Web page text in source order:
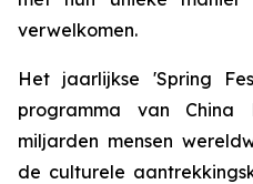
verwelkomen.
Het jaarlijkse 'Spring
programma van
miljarden mensen
de culturele